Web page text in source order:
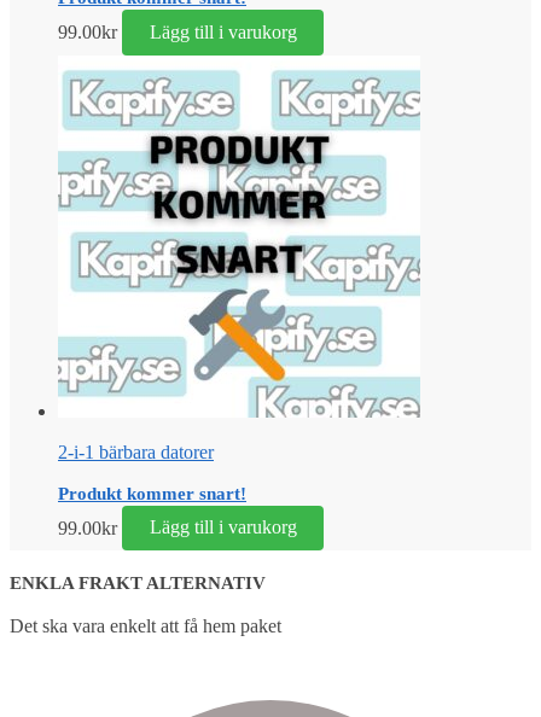
99.00kr Lägg till i varukorg
2-i-1 bärbara datorer
Produkt kommer snart!
99.00kr Lägg till i varukorg
ENKLA FRAKT ALTERNATIV
Det ska vara enkelt att få hem paket